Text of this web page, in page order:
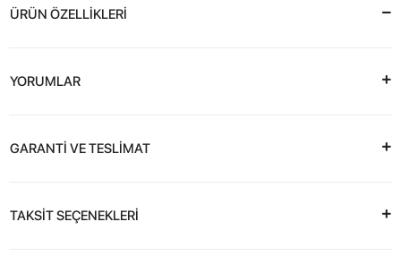
ÜRÜN ÖZELLİKLERİ
YORUMLAR
GARANTİ VE TESLİMAT
TAKSİT SEÇENEKLERİ